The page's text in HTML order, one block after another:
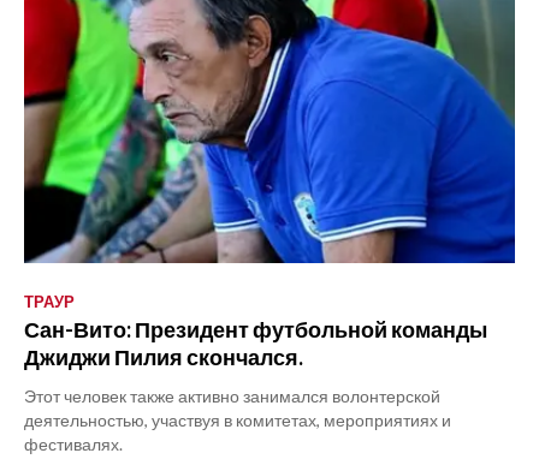
ТРАУР
Сан-Вито: Президент футбольной команды
Джиджи Пилия скончался.
Этот человек также активно занимался волонтерской
деятельностью, участвуя в комитетах, мероприятиях и
фестивалях.